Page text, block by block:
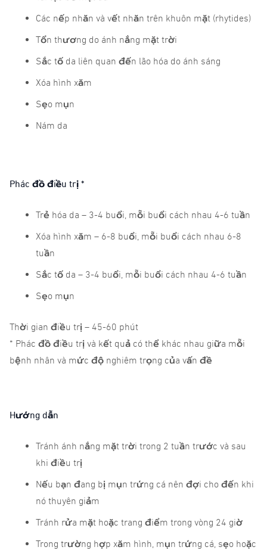
Các nếp nhăn và vết nhăn trên khuôn mặt (rhytides)
Tổn thương do ánh nắng mặt trời
Sắc tố da liên quan đến lão hóa do ánh sáng
Xóa hình xăm
Sẹo mụn
Nám da
Phác đồ điều trị *
Trẻ hóa da – 3-4 buổi, mỗi buổi cách nhau 4-6 tuần
Xóa hình xăm – 6-8 buổi, mỗi buổi cách nhau 6-8
tuần
Sắc tố da – 3-4 buổi, mỗi buổi cách nhau 4-6 tuần
Sẹo mụn
Thời gian điều trị – 45-60 phút
* Phác đồ điều trị và kết quả có thể khác nhau giữa mỗi
bệnh nhân và mức độ nghiêm trọng của vấn đề
Hướng dẫn
Tránh ánh nắng mặt trời trong 2 tuần trước và sau
khi điều trị
Nếu bạn đang bị mụn trứng cá nên đợi cho đến khi
nó thuyên giảm
Tránh rửa mặt hoặc trang điểm trong vòng 24 giờ
Trong trường hợp xăm hình, mụn trứng cá, sẹo hoặc